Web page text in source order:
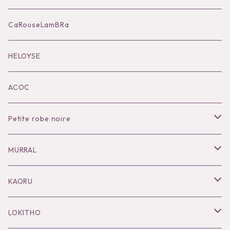
Accessories
Black series
KOKO別注
CaRouseLamBRa
HELOYSE
ACOC
Petite robe noire
Necklace
Pierce
Bracelet／Bangle
MURRAL
Outer
Tops
KAORU
Necklace
LOKITHO